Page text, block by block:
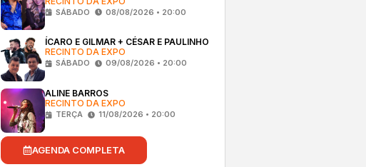
SÁBADO 08/08/2026 • 20:00
ÍCARO E GILMAR + CÉSAR E PAULINHO
RECINTO DA EXPO
SÁBADO 09/08/2026 • 20:00
ALINE BARROS
RECINTO DA EXPO
TERÇA 11/08/2026 • 20:00
AGENDA COMPLETA